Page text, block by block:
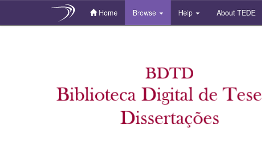
Home Browse Help About TEDE